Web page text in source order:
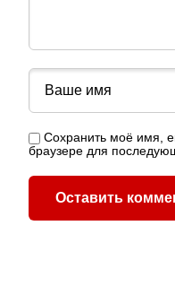
Сохранить моё имя,
браузере для